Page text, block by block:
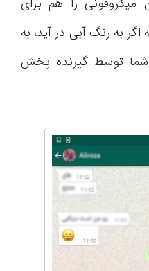
را هم برای
به رنگ آبی در آید، به
توسط گیرنده پخش